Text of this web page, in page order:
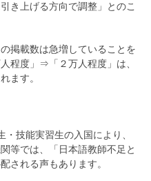
き上げる方向で調整」とのこ
掲載数は急増していることを
程度」⇒「２万人程度」は、
ます。
技能実習生の入国により、
等では、「日本語教師不足と
される声もあります。